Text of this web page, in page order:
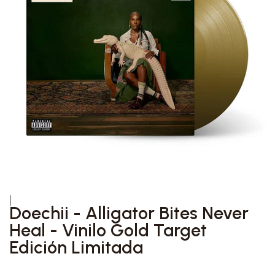
Doechii - Alligator Bites Never
Heal - Vinilo Gold Target
Edición Limitada